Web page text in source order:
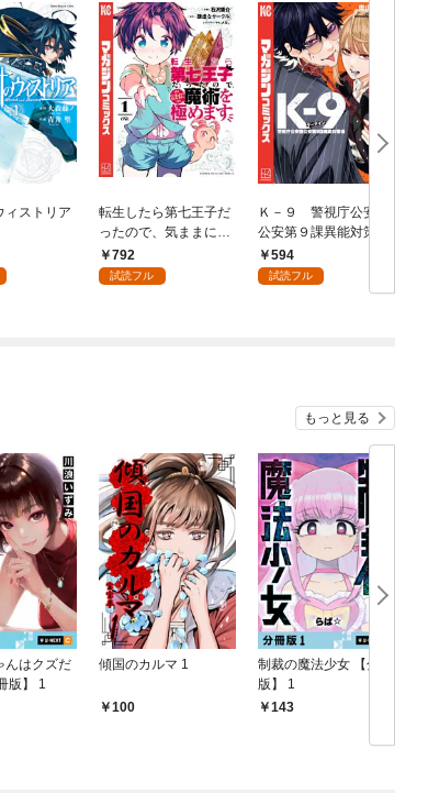
ィストリア
転生したら第七王子だ
ったので、気ままに魔
術を極めます（１）
792
試読フル
Ｋ－９ 警視庁公安部
公安第９課異能対策係
（１）
594
試読フル
もっと見る
んはクズだ
版】 1
傾国のカルマ 1
100
制裁の魔法少女 【分冊
版】 1
143